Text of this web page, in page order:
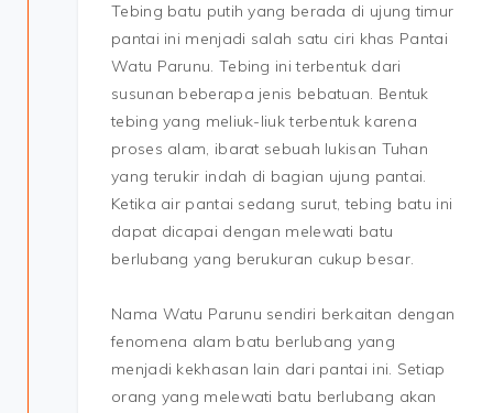
Tebing batu putih yang berada di ujung timur
pantai ini menjadi salah satu ciri khas Pantai
Watu Parunu. Tebing ini terbentuk dari
susunan beberapa jenis bebatuan. Bentuk
tebing yang meliuk-liuk terbentuk karena
proses alam, ibarat sebuah lukisan Tuhan
yang terukir indah di bagian ujung pantai.
Ketika air pantai sedang surut, tebing batu ini
dapat dicapai dengan melewati batu
berlubang yang berukuran cukup besar.
Nama Watu Parunu sendiri berkaitan dengan
fenomena alam batu berlubang yang
menjadi kekhasan lain dari pantai ini. Setiap
orang yang melewati batu berlubang akan